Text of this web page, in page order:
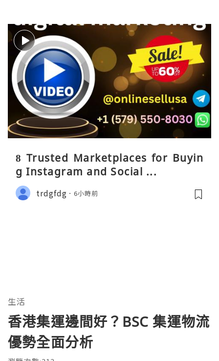
8 Trusted Marketplaces for Buyin
g Instagram and Social ...
trdgfdg 6小時前
生活
香港集運邊間好？BSC 集運物流
優勢全面分析